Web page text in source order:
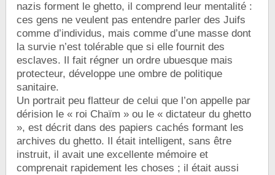
nazis forment le ghetto, il comprend leur mentalité :
ces gens ne veulent pas entendre parler des Juifs
comme d’individus, mais comme d’une masse dont
la survie n’est tolérable que si elle fournit des
esclaves. Il fait régner un ordre ubuesque mais
protecteur, développe une ombre de politique
sanitaire.
Un portrait peu flatteur de celui que l’on appelle par
dérision le « roi Chaïm » ou le « dictateur du ghetto
», est décrit dans des papiers cachés formant les
archives du ghetto. Il était intelligent, sans être
instruit, il avait une excellente mémoire et
comprenait rapidement les choses ; il était aussi